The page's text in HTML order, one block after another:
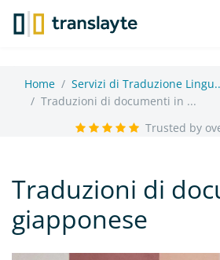
Home
Servizi di Traduzione
Traduzioni di documenti in ...
Trusted by
Traduzioni di
giapponese